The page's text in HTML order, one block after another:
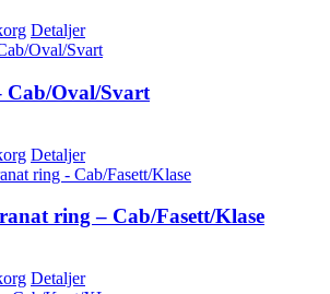
Detaljer
Cab/Oval/Svart
Detaljer
ring – Cab/Fasett/Klase
Detaljer